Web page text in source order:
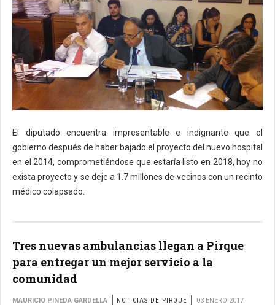
El diputado encuentra impresentable e indignante que el
gobierno después de haber bajado el proyecto del nuevo hospital
en el 2014, comprometiéndose que estaría listo en 2018, hoy no
exista proyecto y se deje a 1.7 millones de vecinos con un recinto
médico colapsado.
Tres nuevas ambulancias llegan a Pirque
para entregar un mejor servicio a la
comunidad
MAURICIO PINEDA GARDELLA NOTICIAS DE PIRQUE
03 ENERO 2017